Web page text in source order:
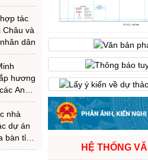
cách Hồ Chí Minh”
nhà ở tái định cư cho 24 hộ dân
tác
Châu và
dân
hương
Anh
Dào
độ xây
Nội
San
nhà
dự án
tỉnh
HỆ THỐNG
Sở Tài chính)
Ngày ban hành: (05/08/2026)
Số:1699/QĐ-UBND
Tên:(Quyết định Ban
dùng chung tỉnh Lai
Ngày ban hành: (05/08/
(05/08/2026)
1702/QĐ-UBND
(Quyết định Về việc